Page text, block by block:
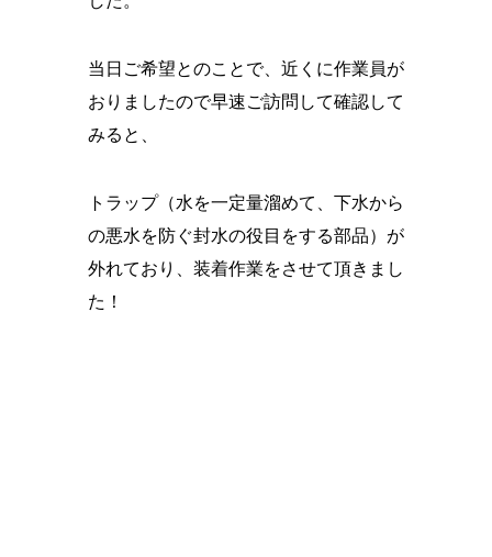
当日ご希望とのことで、近くに作業員が
おりましたので早速ご訪問して確認して
みると、
トラップ（水を一定量溜めて、下水から
の悪水を防ぐ封水の役目をする部品）が
外れており、装着作業をさせて頂きまし
た！